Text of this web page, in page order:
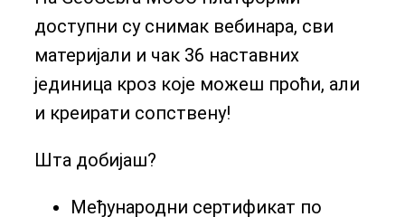
доступни су снимак вебинара, сви
материјали и чак 36 наставних
јединица кроз које можеш проћи, али
и креирати сопствену!
Шта добијаш?
Међународни сертификат по